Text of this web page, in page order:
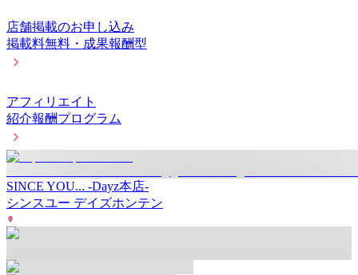
店舗掲載のお申し込み
掲載料無料・成果報酬型
アフィリエイト
紹介報酬プログラム
SINCE YOU... -Dayz本店-
シンスユー デイズホンテン